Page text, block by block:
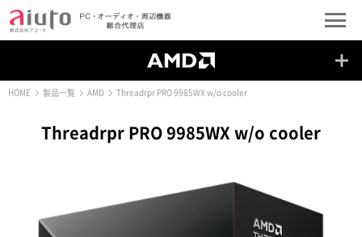
HOME 製品一覧 AMD Threadrpr PRO 9985WX w/o cooler
Threadrpr PRO 9985WX w/o cooler